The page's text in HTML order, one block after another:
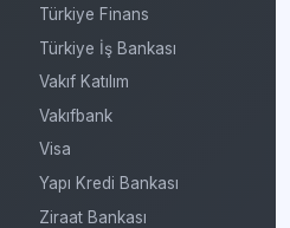
Türkiye Finans
Türkiye İş Bankası
Vakıf Katılım
Vakıfbank
Visa
Yapı Kredi Bankası
Ziraat Bankası